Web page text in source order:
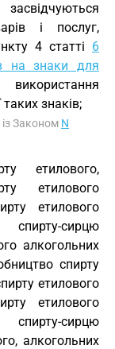
і послуг,
4 статті 6
на знаки для
знаків;
Законом N
етилового,
етилового
етилового
сирцю
алкогольних
спирту
етилового
етилового
сирцю
алкогольних